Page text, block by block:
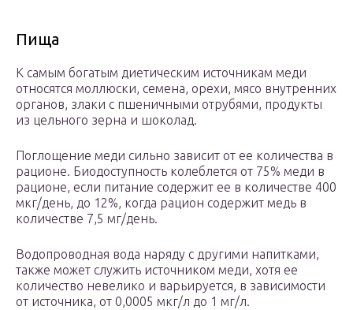
Пища
К самым богатым диетическим источникам меди
относятся моллюски, семена, орехи, мясо внутренних
органов, злаки с пшеничными отрубями, продукты
из цельного зерна и шоколад.
Поглощение меди сильно зависит от ее количества в
рационе. Биодоступность колеблется от 75% меди в
рационе, если питание содержит ее в количестве 400
мкг/день, до 12%, когда рацион содержит медь в
количестве 7,5 мг/день.
Водопроводная вода наряду с другими напитками,
также может служить источником меди, хотя ее
количество невелико и варьируется, в зависимости
от источника, от 0,0005 мкг/л до 1 мг/л.